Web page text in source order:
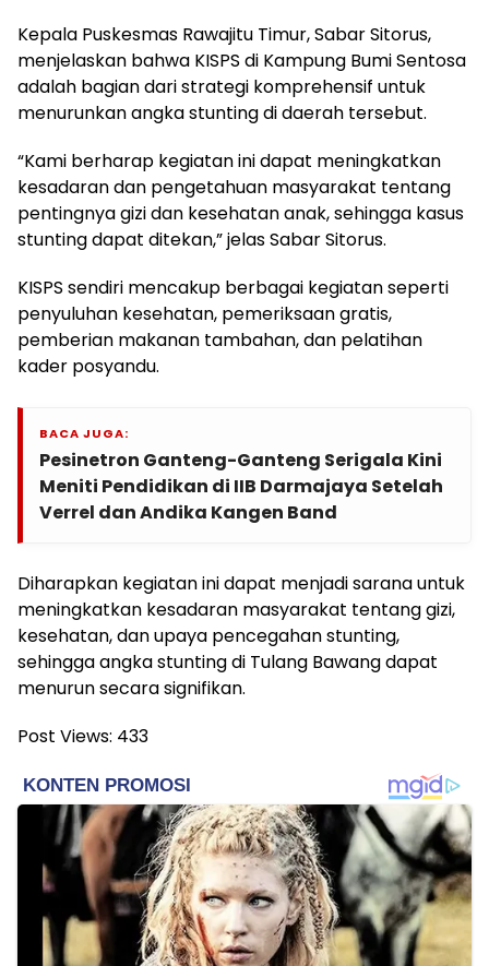
Kepala Puskesmas Rawajitu Timur, Sabar Sitorus,
menjelaskan bahwa KISPS di Kampung Bumi Sentosa
adalah bagian dari strategi komprehensif untuk
menurunkan angka stunting di daerah tersebut.
“Kami berharap kegiatan ini dapat meningkatkan
kesadaran dan pengetahuan masyarakat tentang
pentingnya gizi dan kesehatan anak, sehingga kasus
stunting dapat ditekan,” jelas Sabar Sitorus.
KISPS sendiri mencakup berbagai kegiatan seperti
penyuluhan kesehatan, pemeriksaan gratis,
pemberian makanan tambahan, dan pelatihan
kader posyandu.
BACA JUGA:
Pesinetron Ganteng-Ganteng Serigala Kini
Meniti Pendidikan di IIB Darmajaya Setelah
Verrel dan Andika Kangen Band
Diharapkan kegiatan ini dapat menjadi sarana untuk
meningkatkan kesadaran masyarakat tentang gizi,
kesehatan, dan upaya pencegahan stunting,
sehingga angka stunting di Tulang Bawang dapat
menurun secara signifikan.
Post Views: 433